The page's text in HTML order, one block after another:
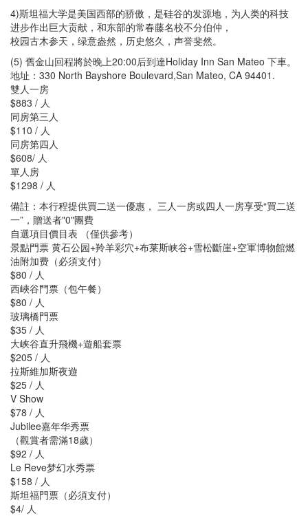
4)斯坦福大学是美国西部的骄傲，是硅谷的发源地，为人类的科技
进步作出巨大贡献，和东部的常春藤名校不分伯仲，
校园古木参天，绿意盎然，历史悠久，声誉斐然。
(5) 舊金山回程將於晚上20:00后到達Holiday Inn San Mateo 下車。
地址：330 North Bayshore Boulevard,San Mateo, CA 94401.
雙人一房
$883 / 人
同房第三人
$110 / 人
同房第四人
$608/ 人
單人房
$1298 / 人
備註：本行程提供買二送一優惠， 三人一房或四人一房享受“買二送
一”，贈送者"0"團費
自選項目價目表 （僅供參考）
景點門票 黄石公园+羚羊彩穴+布莱斯峡谷+雪松斷崖+空軍博物館燃
油附加费（必須支付）
$80 / 人
西峽谷門票（包午餐）
$80 / 人
玻璃橋門票
$35 / 人
大峡谷直升飛機+遊船套票
$205 / 人
拉斯維加斯夜遊
$25 / 人
V Show
$78 / 人
Jubilee嘉年华秀票
（觀賞者需滿18歲）
$92 / 人
Le Reve梦幻水秀票
$158 / 人
斯坦福門票（必須支付）
$4/ 人